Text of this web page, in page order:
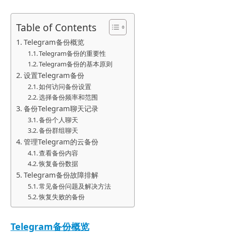
Table of Contents
Telegram备份概览
Telegram备份的重要性
Telegram备份的基本原则
设置Telegram备份
如何访问备份设置
选择备份频率和范围
备份Telegram聊天记录
备份个人聊天
备份群组聊天
管理Telegram的云备份
查看备份内容
恢复备份数据
Telegram备份故障排解
常见备份问题及解决方法
恢复失败的备份
Telegram备份概览